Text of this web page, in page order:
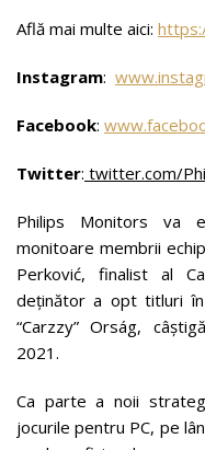
Află mai multe aici:
Instagram:
Facebook:
Twitter: twitter.com/
Philips Monitors va
monitoare membrii
Perković, finalist al
deținător a opt titluri
“Carzzy” Orság,
2021.
Ca parte a noii
jocurile pentru PC, pe